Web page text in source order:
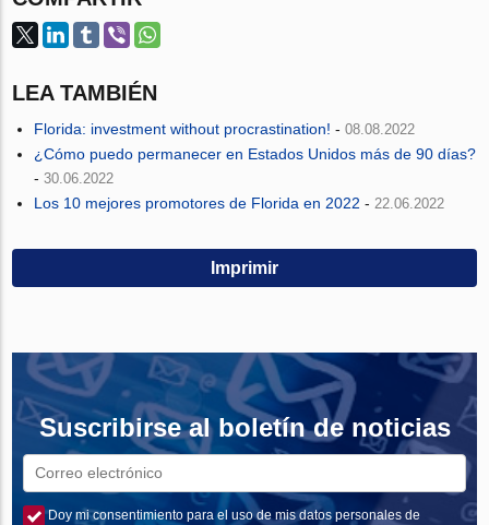
LEA TAMBIÉN
Florida: investment without procrastination! -08.08.2022
¿Cómo puedo permanecer en Estados Unidos más de 90 días?
-30.06.2022
Los 10 mejores promotores de Florida en 2022 - 22.06.2022
Imprimir
Suscribirse al boletín de noticias
Doy mi consentimiento para el uso de mis datos personales de